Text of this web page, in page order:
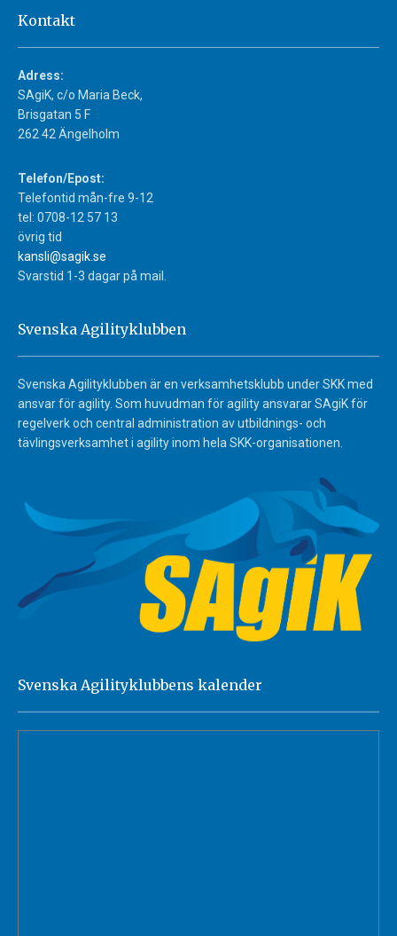
Kontakt
Adress:
SAgiK, c/o Maria Beck,
Brisgatan 5 F
262 42 Ängelholm
Telefon/Epost:
Telefontid mån-fre 9-12
tel: 0708-12 57 13
övrig tid
kansli@sagik.se
Svarstid 1-3 dagar på mail.
Svenska Agilityklubben
Svenska Agilityklubben är en verksamhetsklubb under SKK med
ansvar för agility. Som huvudman för agility ansvarar SAgiK för
regelverk och central administration av utbildnings- och
tävlingsverksamhet i agility inom hela SKK-organisationen.
Svenska Agilityklubbens kalender